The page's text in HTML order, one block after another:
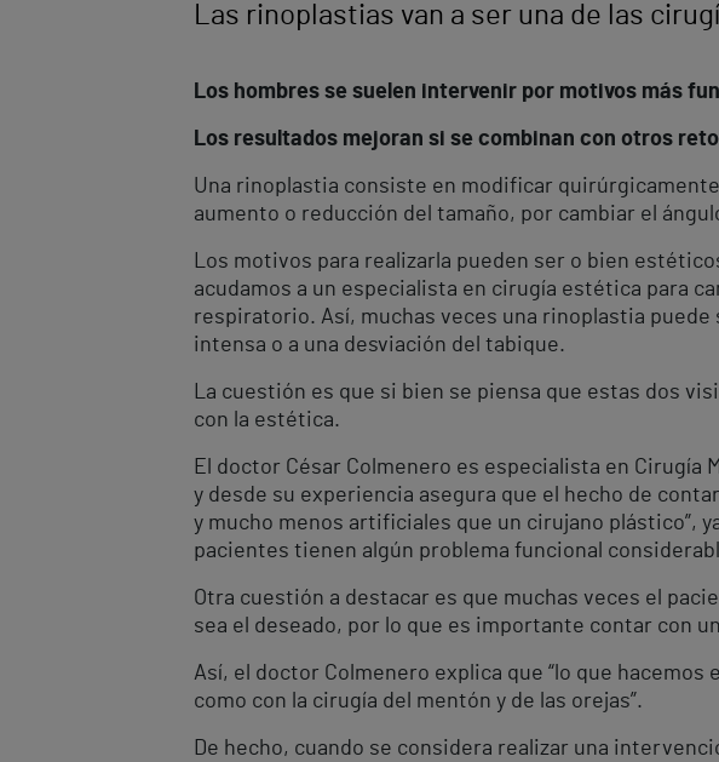
Las rinoplastias van a ser una de las
Los hombres se suelen intervenir por motivos más
Los resultados mejoran si se combinan con otros
Una rinoplastia consiste en modificar
aumento o reducción del tamaño, por cambiar el
Los motivos para realizarla pueden ser o bien
acudamos a un especialista en cirugía estética para
respiratorio. Así, muchas veces una rinoplastia
intensa o a una desviación del tabique.
La cuestión es que si bien se piensa que estas dos
con la estética.
El doctor César Colmenero es especialista en Cirugía
y desde su experiencia asegura que el hecho de
y mucho menos artificiales que un cirujano plástico”,
pacientes tienen algún problema funcional
Otra cuestión a destacar es que muchas veces el
sea el deseado, por lo que es importante contar con
Así, el doctor Colmenero explica que “lo que
como con la cirugía del mentón y de las orejas”.
De hecho, cuando se considera realizar una